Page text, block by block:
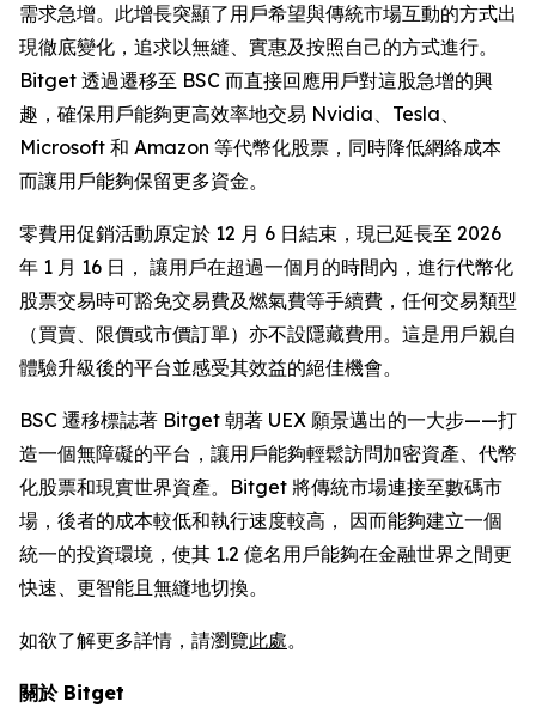
需求急增。此增長突顯了用戶希望與傳統市場互動的方式出
現徹底變化，追求以無縫、實惠及按照自己的方式進行。
Bitget 透過遷移至 BSC 而直接回應用戶對這股急增的興
趣，確保用戶能夠更高效率地交易 Nvidia、Tesla、
Microsoft 和 Amazon 等代幣化股票，同時降低網絡成本
而讓用戶能夠保留更多資金。
零費用促銷活動原定於 12 月 6 日結束，現已延長至 2026
年 1 月 16 日， 讓用戶在超過一個月的時間內，進行代幣化
股票交易時可豁免交易費及燃氣費等手續費，任何交易類型
（買賣、限價或市價訂單）亦不設隱藏費用。這是用戶親自
體驗升級後的平台並感受其效益的絕佳機會。
BSC 遷移標誌著 Bitget 朝著 UEX 願景邁出的一大步——打
造一個無障礙的平台，讓用戶能夠輕鬆訪問加密資產、代幣
化股票和現實世界資產。Bitget 將傳統市場連接至數碼市
場，後者的成本較低和執行速度較高， 因而能夠建立一個
統一的投資環境，使其 1.2 億名用戶能夠在金融世界之間更
快速、更智能且無縫地切換。
如欲了解更多詳情，請瀏覽此處。
關於 Bitget